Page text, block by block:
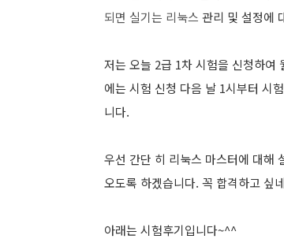
되면 실기는 리눅스 관리 및 설정에
저는 오늘 2급 1차 시험을 신청하여
에는 시험 신청 다음 날 1시부터 시
니다.
우선 간단 히 리눅스 마스터에 대해
오도록 하겠습니다. 꼭 합격하고 싶
아래는 시험후기입니다~^^